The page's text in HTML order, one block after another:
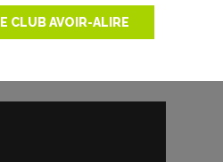
CLUB AVOIR-ALIRE